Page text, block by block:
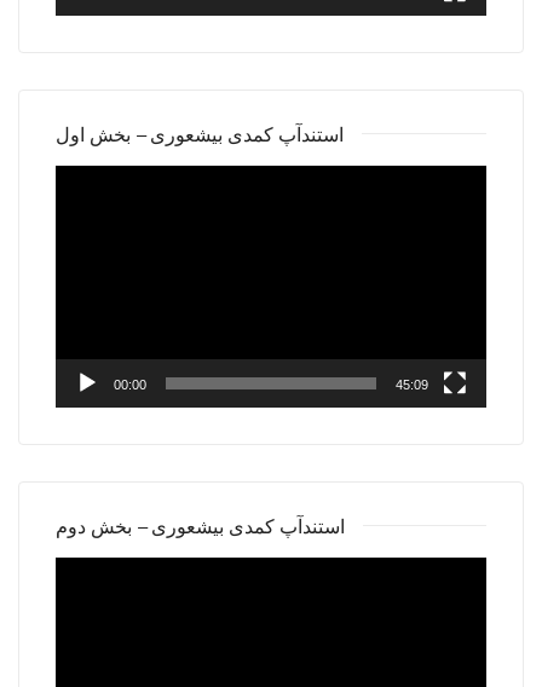
استندآپ کمدی بیشعوری – بخش اول
00:00 45:09
استندآپ کمدی بیشعوری – بخش دوم